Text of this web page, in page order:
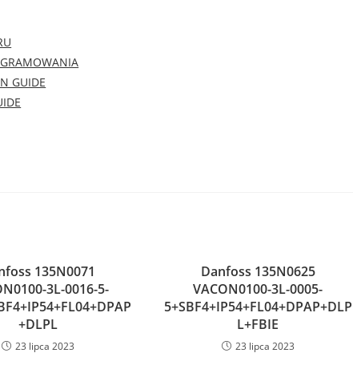
GUIDE
135N0071
3L-0016-5-
+DLPL
23 lipca 2023
Danfoss 135N0625
VACON0100-3L-0005-
5+SBF4+IP54+FL04+DPAP+DLP
L+FBIE
23 lipca 2023